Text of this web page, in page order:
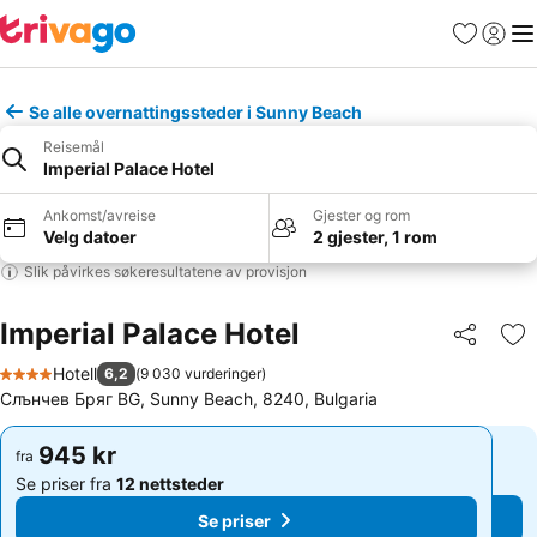
Favoritter
Logg
Se alle overnattingssteder i Sunny Beach
Reisemål
Imperial Palace Hotel
Ankomst/avreise
Velg datoer
Gjester og rom
2 gjester, 1 rom
Slik påvirkes søkeresultatene av provisjon
Imperial Palace Hotel Del
4 Stjerner
Hotell 6,2 (9 030 vurderinger)
Слънчев Бряг BG, Sunny Beach, 8240, Bulgaria
fra 945 kr
Se priser fra 12 nettsteder
Se priser
fra 945 kr
Se priser fra 12 nettsteder
Se priser